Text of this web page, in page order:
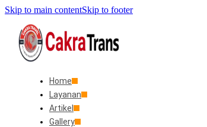
Skip to main contentSkip to footer
Home
Layanan
Artikel
Gallery